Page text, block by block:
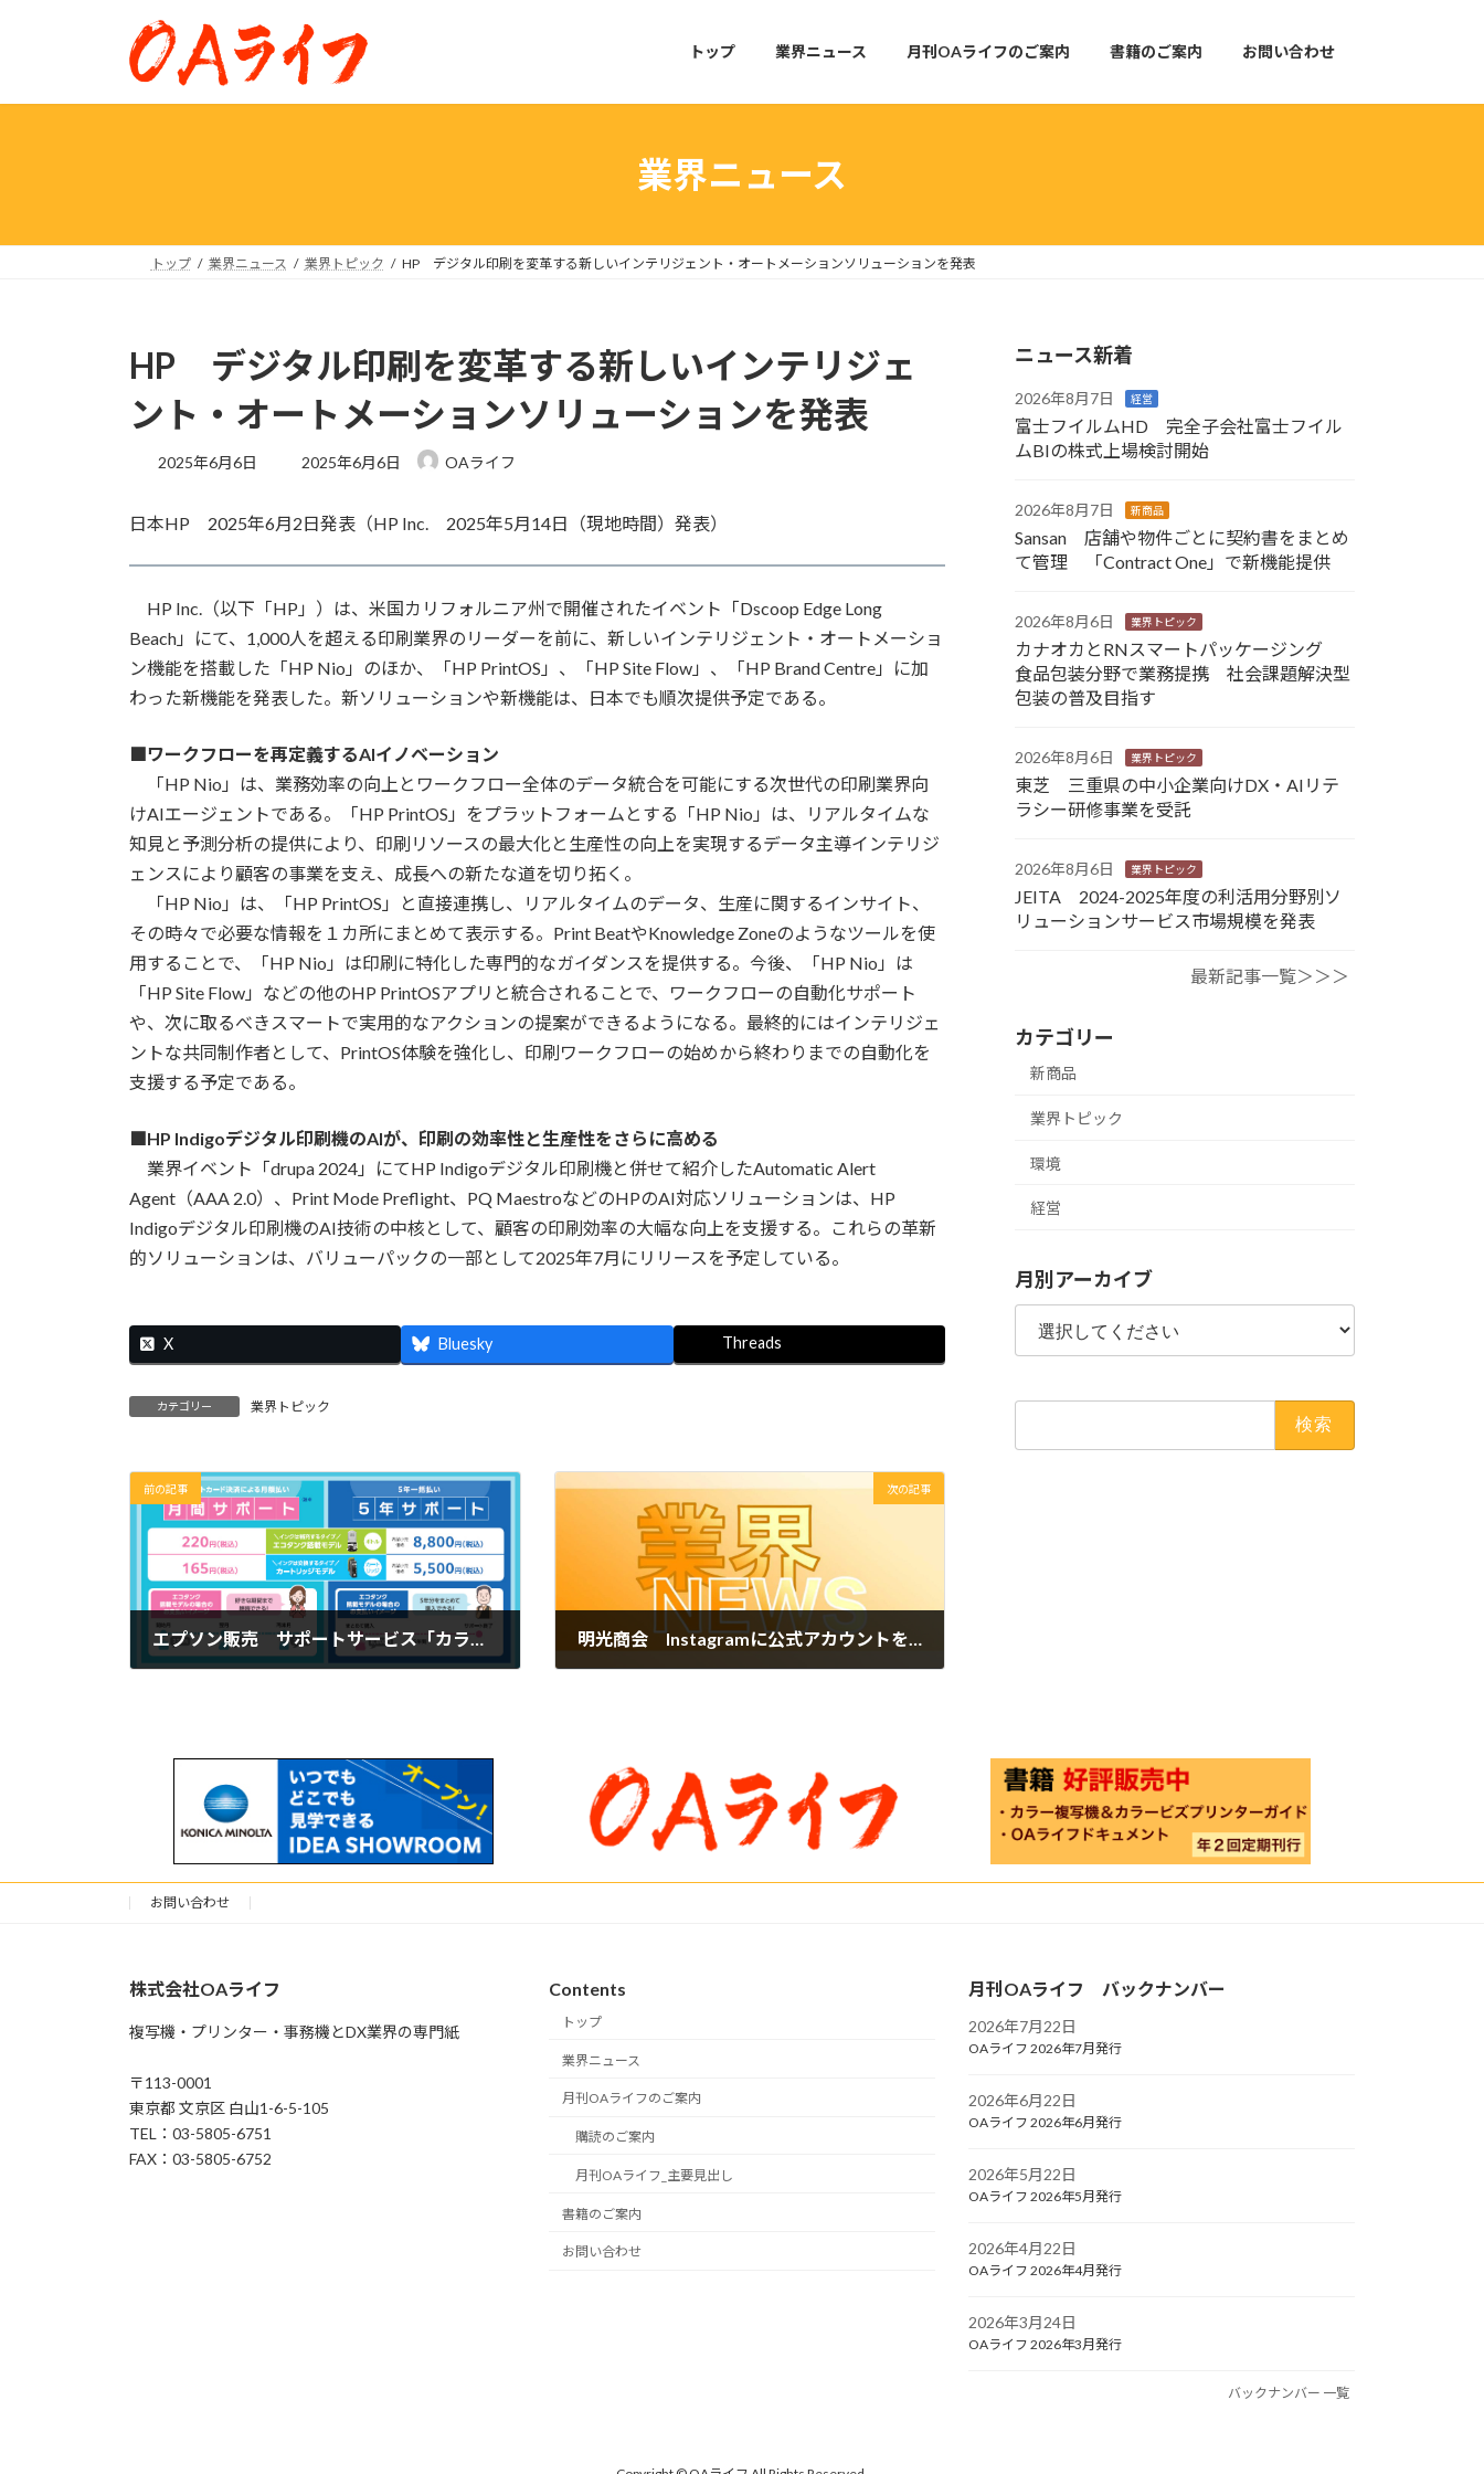
プ
動
トップ 業界ニュース 月刊OAライフのご案内 書籍のご案内 お問い合わせ
業界ニュース
トップ 業界ニュース 業界トピック HP デジタル印刷を変革する新しいインテリジェント・オートメーションソリューションを発表
HP デジタル印刷を変革する新しいインテリジェ
ント・オートメーションソリューションを発表
2025年6月6日
最
新
時
2025年6月6日 OAライフ
日本HP 2025年6月2日発表（HP Inc. 2025年5月14日（現地時間）発表）
HP Inc.（以下「HP」）は、米国カリフォルニア州で開催されたイベント「Dscoop Edge Long
Beach」にて、1,000人を超える印刷業界のリーダーを前に、新しいインテリジェント・オートメーショ
ン機能を搭載した「HP Nio」のほか、「HP PrintOS」、「HP Site Flow」、「HP Brand Centre」に加
わった新機能を発表した。新ソリューションや新機能は、日本でも順次提供予定である。
■ワークフローを再定義するAIイノベーション
「HP Nio」は、業務効率の向上とワークフロー全体のデータ統合を可能にする次世代の印刷業界向
けAIエージェントである。「HP PrintOS」をプラットフォームとする「HP Nio」は、リアルタイムな
知見と予測分析の提供により、印刷リソースの最大化と生産性の向上を実現するデータ主導インテリジ
ェンスにより顧客の事業を支え、成長への新たな道を切り拓く。
「HP Nio」は、「HP PrintOS」と直接連携し、リアルタイムのデータ、生産に関するインサイト、
その時々で必要な情報を１カ所にまとめて表示する。Print BeatやKnowledge Zoneのようなツールを使
用することで、「HP Nio」は印刷に特化した専門的なガイダンスを提供する。今後、「HP Nio」は
「HP Site Flow」などの他のHP PrintOSアプリと統合されることで、ワークフローの自動化サポート
や、次に取るべきスマートで実用的なアクションの提案ができるようになる。最終的にはインテリジェ
ントな共同制作者として、PrintOS体験を強化し、印刷ワークフローの始めから終わりまでの自動化を
支援する予定である。
■HP Indigoデジタル印刷機のAIが、印刷の効率性と生産性をさらに高める
業界イベント「drupa 2024」にてHP Indigoデジタル印刷機と併せて紹介したAutomatic Alert
Agent（AAA 2.0）、Print Mode Preflight、PQ MaestroなどのHPのAI対応ソリューションは、HP
Indigoデジタル印刷機のAI技術の中核として、顧客の印刷効率の大幅な向上を支援する。これらの革新
的ソリューションは、バリューパックの一部として2025年7月にリリースを予定している。
X Bluesky Threads
カテゴリー 業界トピック
前の記事
エプソン販売 サポートサービス「カラリオスマイル Plus」が月額サブスクに対応
次の記事
明光商会 Instagramに公式アカウントを開設
ニュース新着
2026年8月7日 経営
富士フイルムHD 完全子会社富士フイル
ムBIの株式上場検討開始
2026年8月7日 新商品
Sansan 店舗や物件ごとに契約書をまとめ
て管理 「Contract One」で新機能提供
2026年8月6日 業界トピック
カナオカとRNスマートパッケージング
食品包装分野で業務提携 社会課題解決型
包装の普及目指す
2026年8月6日 業界トピック
東芝 三重県の中小企業向けDX・AIリテ
ラシー研修事業を受託
2026年8月6日 業界トピック
JEITA 2024-2025年度の利活用分野別ソ
リューションサービス市場規模を発表
最新記事一覧＞＞＞
カテゴリー
新商品
業界トピック
環境
経営
月別アーカイブ
お問い合わせ
株式会社OAライフ
複写機・プリンター・事務機とDX業界の専門紙
〒113-0001
東京都 文京区 白山1-6-5-105
TEL：03-5805-6751
FAX：03-5805-6752
Contents
トップ
業界ニュース
月刊OAライフのご案内
購読のご案内
月刊OAライフ_主要見出し
書籍のご案内
お問い合わせ
月刊OAライフ バックナンバー
2026年7月22日
OAライフ 2026年7月発行
2026年6月22日
OAライフ 2026年6月発行
2026年5月22日
OAライフ 2026年5月発行
2026年4月22日
OAライフ 2026年4月発行
2026年3月24日
OAライフ 2026年3月発行
バックナンバー 一覧